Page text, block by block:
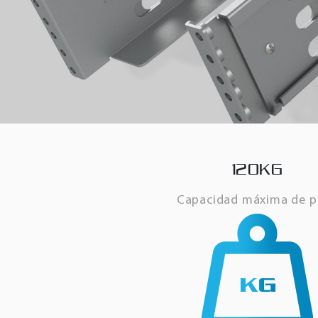
120KG
Capacidad máxima de